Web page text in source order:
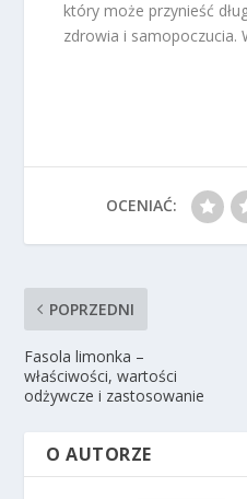
który może przynieść
zdrowia i samopoczucia.
OCENIAĆ:
POPRZEDNI
Fasola limonka –
właściwości, wartości
odżywcze i zastosowanie
O AUTORZE